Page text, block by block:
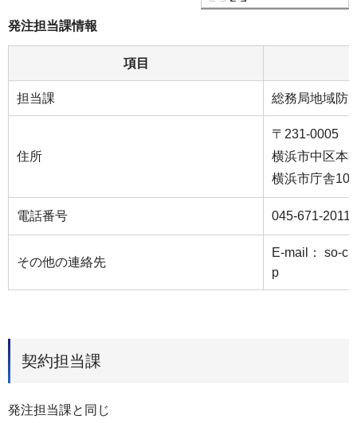
発注担当課情報
項目
担当課 総務局地域防
住所
〒231-0005
横浜市中区本
横浜市庁舎10
電話番号 045-671-2011
その他の連絡先
E-mail： so-
p
契約担当課
発注担当課と同じ